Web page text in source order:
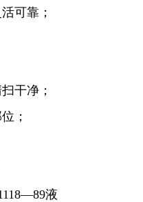
可靠；
干净；
；
液